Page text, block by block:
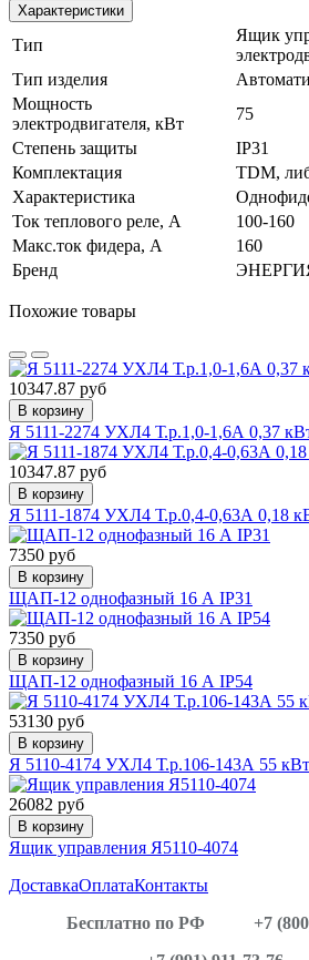
Характеристики
Тип
Ящик
Тип изделия
Мощность
электродвигателя, кВт
75
Степень защиты
IP31
Комплектация
TDM,
Характеристика
Ток теплового реле, А
100-160
Макс.ток фидера, А
160
Бренд
Похожие товары
10347.87 руб
В корзину
Я 5111-2274 УХЛ4 Т.р.1,0-1,6А 0,37
10347.87 руб
В корзину
Я 5111-1874 УХЛ4 Т.р.0,4-0,63А 0,18
7350 руб
В корзину
ЩАП-12 однофазный 16 А IP31
7350 руб
В корзину
ЩАП-12 однофазный 16 А IP54
53130 руб
В корзину
Я 5110-4174 УХЛ4 Т.р.106-143А 55 кВт
26082 руб
В корзину
Ящик управления Я5110-4074
ДоставкаОплатаКонтакты
Бесплатно по РФ
+7 (800)